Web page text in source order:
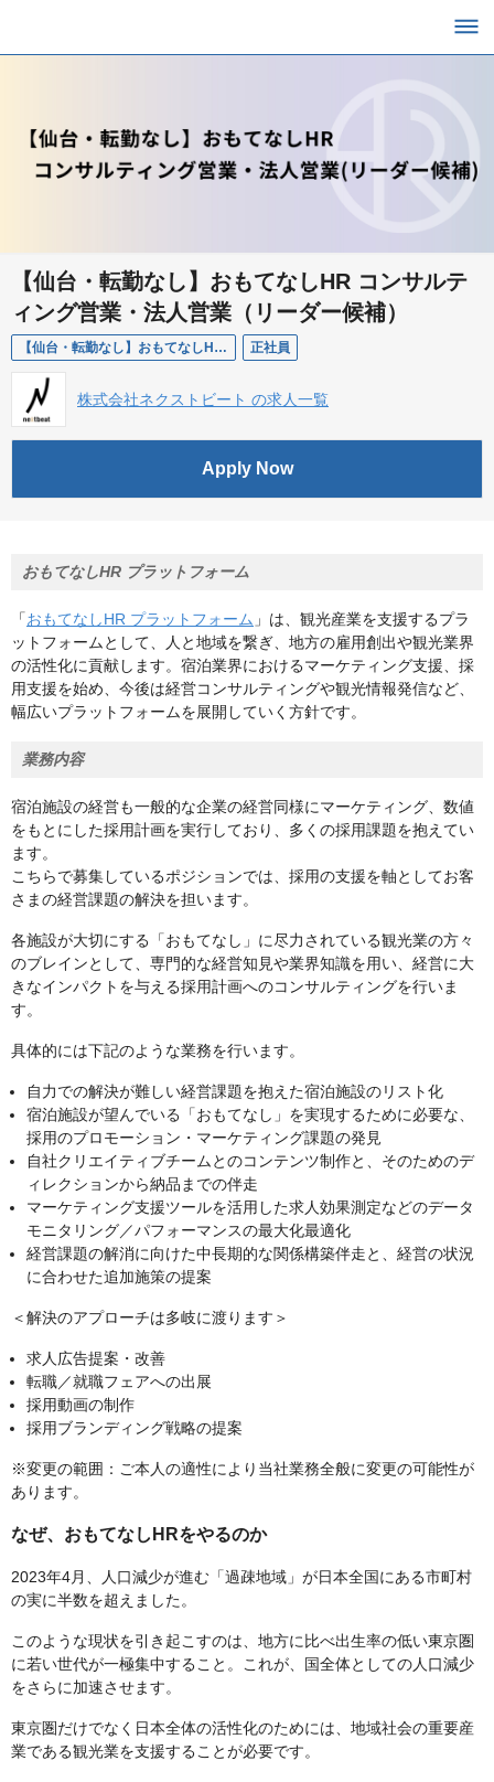
【仙台・転勤なし】おもてなしHR コンサルテ
ィング営業・法人営業（リーダー候補）
【仙台・転勤なし】おもてなしHR コンサルティング営業・法人営業（リーダー候補） 正社員
株式会社ネクストビート の求人一覧
Apply Now
おもてなしHR プラットフォーム
「おもてなしHR プラットフォーム 」は、観光産業を支援するプラ
ットフォームとして、人と地域を繋ぎ、地方の雇用創出や観光業界
の活性化に貢献します。宿泊業界におけるマーケティング支援、採
用支援を始め、今後は経営コンサルティングや観光情報発信など、
幅広いプラットフォームを展開していく方針です。
業務内容
宿泊施設の経営も一般的な企業の経営同様にマーケティング、数値
をもとにした採用計画を実行しており、多くの採用課題を抱えてい
ます。
こちらで募集しているポジションでは、採用の支援を軸としてお客
さまの経営課題の解決を担います。
各施設が大切にする「おもてなし」に尽力されている観光業の方々
のブレインとして、専門的な経営知見や業界知識を用い、経営に大
きなインパクトを与える採用計画へのコンサルティングを行いま
す。
具体的には下記のような業務を行います。
自力での解決が難しい経営課題を抱えた宿泊施設のリスト化
宿泊施設が望んでいる「おもてなし」を実現するために必要な、
採用のプロモーション・マーケティング課題の発見
自社クリエイティブチームとのコンテンツ制作と、そのためのデ
ィレクションから納品までの伴走
マーケティング支援ツールを活用した求人効果測定などのデータ
モニタリング／パフォーマンスの最大化最適化
経営課題の解消に向けた中長期的な関係構築伴走と、経営の状況
に合わせた追加施策の提案
＜解決のアプローチは多岐に渡ります＞
求人広告提案・改善
転職／就職フェアへの出展
採用動画の制作
採用ブランディング戦略の提案
※変更の範囲：ご本人の適性により当社業務全般に変更の可能性が
あります。
なぜ、おもてなしHRをやるのか
2023年4月、人口減少が進む「過疎地域」が日本全国にある市町村
の実に半数を超えました。
このような現状を引き起こすのは、地方に比べ出生率の低い東京圏
に若い世代が一極集中すること。これが、国全体としての人口減少
をさらに加速させます。
東京圏だけでなく日本全体の活性化のためには、地域社会の重要産
業である観光業を支援することが必要です。